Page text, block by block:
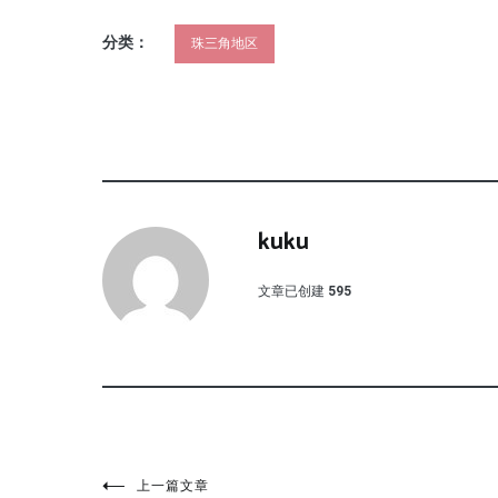
分类： 珠三角地区
kuku
文章已创建 595
上一篇文章